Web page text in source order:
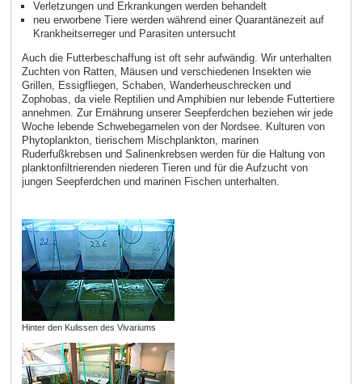
Verletzungen und Erkrankungen werden behandelt
neu erworbene Tiere werden während einer Quarantänezeit auf
Krankheitserreger und Parasiten untersucht
Auch die Futterbeschaffung ist oft sehr aufwändig. Wir unterhalten
Zuchten von Ratten, Mäusen und verschiedenen Insekten wie
Grillen, Essigfliegen, Schaben, Wanderheuschrecken und
Zophobas, da viele Reptilien und Amphibien nur lebende Futtertiere
annehmen. Zur Ernährung unserer Seepferdchen beziehen wir jede
Woche lebende Schwebegarnelen von der Nordsee. Kulturen von
Phytoplankton, tierischem Mischplankton, marinen
Ruderfußkrebsen und Salinenkrebsen werden für die Haltung von
planktonfiltrierenden niederen Tieren und für die Aufzucht von
jungen Seepferdchen und marinen Fischen unterhalten.
Hinter den Kulissen des Vivariums